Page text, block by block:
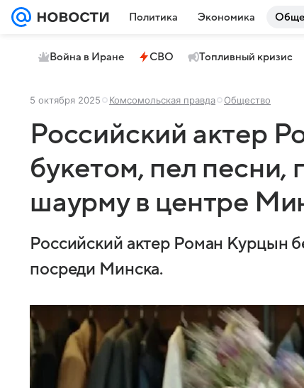
Политика Экономика
Война в Иране СВО Топливный кризис
5 октября 2025 Комсомольская правда Общество
Российский актер
букетом, пел песни,
шаурму в центре
Российский актер Роман Курцын
посреди Минска.